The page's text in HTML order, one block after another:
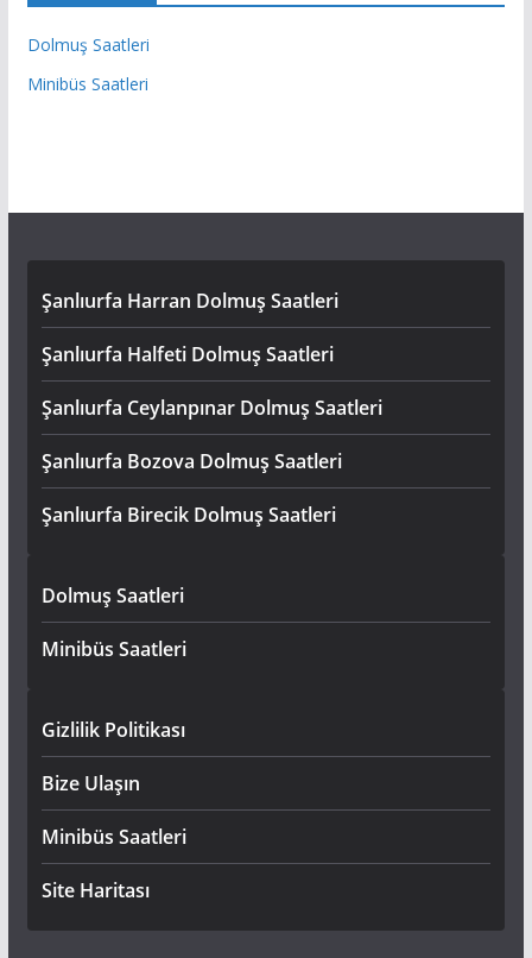
Dolmuş Saatleri
Minibüs Saatleri
Şanlıurfa Harran Dolmuş Saatleri
Şanlıurfa Halfeti Dolmuş Saatleri
Şanlıurfa Ceylanpınar Dolmuş Saatleri
Şanlıurfa Bozova Dolmuş Saatleri
Şanlıurfa Birecik Dolmuş Saatleri
Dolmuş Saatleri
Minibüs Saatleri
Gizlilik Politikası
Bize Ulaşın
Minibüs Saatleri
Site Haritası